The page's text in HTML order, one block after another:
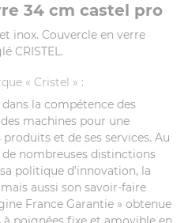
34 cm castel pro
inox. Couvercle en verre
CRISTEL.
« Cristel » :
la compétence des
machines pour une
et de ses services. Au
nombreuses distinctions
politique d’innovation, la
aussi son savoir-faire
France Garantie » obtenue